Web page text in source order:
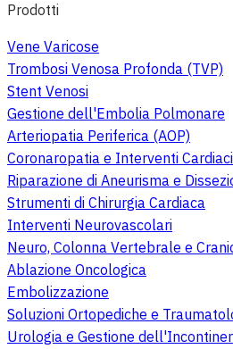
Prodotti
Vene Varicose
Trombosi Venosa Profonda (TVP)
Stent Venosi
Gestione dell'Embolia Polmonare
Arteriopatia Periferica (AOP)
Coronaropatia e Interventi Cardiaci
Riparazione di Aneurisma e
Strumenti di Chirurgia Cardiaca
Interventi Neurovascolari
Neuro, Colonna Vertebrale e
Ablazione Oncologica
Embolizzazione
Soluzioni Ortopediche e
Urologia e Gestione